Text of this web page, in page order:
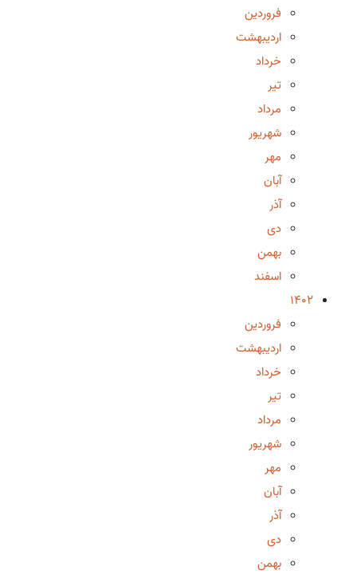
فروردین
اردیبهشت
خرداد
تیر
مرداد
شهریور
مهر
آبان
آذر
دی
بهمن
اسفند
1402
فروردین
اردیبهشت
خرداد
تیر
مرداد
شهریور
مهر
آبان
آذر
دی
بهمن